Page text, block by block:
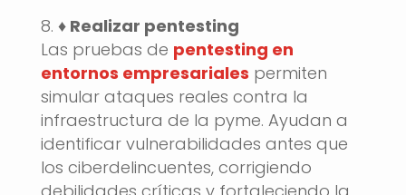
♦️ Realizar pentesting
Las pruebas de pentesting en
entornos empresariales permiten
simular ataques reales contra la
infraestructura de la pyme. Ayudan a
identificar vulnerabilidades antes que
los ciberdelincuentes, corrigiendo